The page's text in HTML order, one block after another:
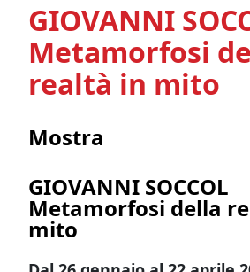
GIOVANNI
Metamorfosi
realtà in mito
Mostra
GIOVANNI SOCCOL
Metamorfosi della
mito